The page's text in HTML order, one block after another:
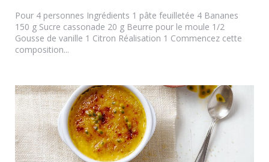
Pour 4 personnes Ingrédients 1 pâte feuilletée 4 Bananes
150 g Sucre cassonade 20 g Beurre pour le moule 1/2
Gousse de vanille 1 Citron Réalisation 1 Commencez cette
composition...